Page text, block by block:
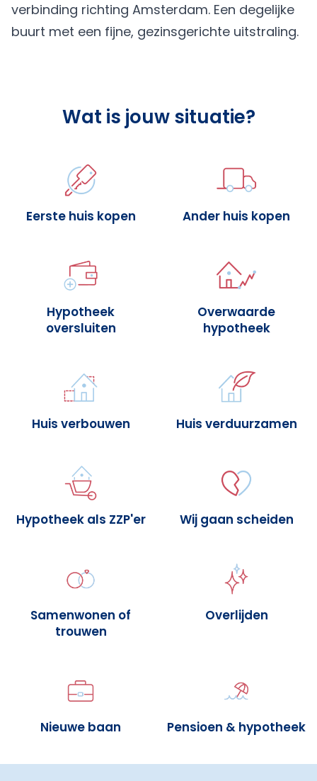
verbinding richting Amsterdam. Een degelijke
buurt met een fijne, gezinsgerichte uitstraling.
Wat is jouw situatie?
Eerste huis kopen Ander huis kopen
Hypotheek
oversluiten
Overwaarde
hypotheek
Huis verbouwen Huis verduurzamen
Hypotheek als ZZP'er Wij gaan scheiden
Samenwonen of
trouwen
Overlijden
Nieuwe baan Pensioen & hypotheek